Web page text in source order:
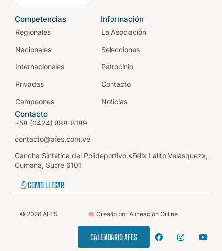
Competencias
Regionales
Nacionales
Internacionales
Privadas
Campeones
Información
La Asociación
Selecciones
Patrocinio
Contacto
Noticias
Contacto
+58 (0424) 888-8189
contacto@afes.com.ve
Cancha Sintética del Polideportivo «Félix Lalito Velásquez»,
Cumaná, Sucre 6101
COMO LLEGAR
© 2026AFES Creado por Alineación Online
CALENDARIO AFES